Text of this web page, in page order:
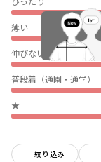
薄い
伸びない
普段着（通園・通学）
★
絞り込み